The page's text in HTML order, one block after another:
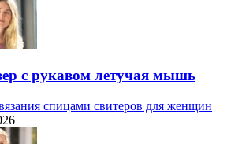
с рукавом летучая мышь
спицами свитеров для женщин